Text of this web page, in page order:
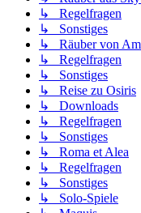
↳ Regelfragen
↳ Sonstiges
↳ Räuber von
↳ Regelfragen
↳ Sonstiges
↳ Reise zu Osiris
↳ Downloads
↳ Regelfragen
↳ Sonstiges
↳ Roma et Alea
↳ Regelfragen
↳ Sonstiges
↳ Solo-Spiele